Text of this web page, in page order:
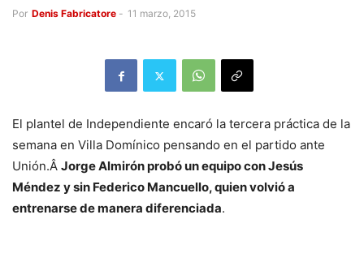
Por Denis Fabricatore - 11 marzo, 2015
El plantel de Independiente encaró la tercera práctica de la
semana en Villa Domínico pensando en el partido ante
Unión.Â Jorge Almirón probó un equipo con Jesús
Méndez y sin Federico Mancuello, quien volvió a
entrenarse de manera diferenciada.